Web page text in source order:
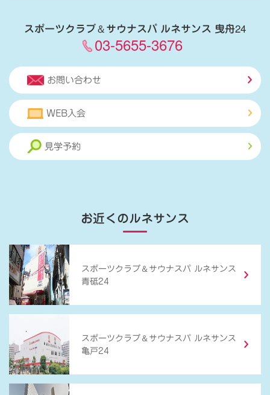
スポーツクラブ＆サウナスパ ルネサンス 曳舟24
03-5655-3676
お問い合わせ
WEB入会
見学予約
お近くのルネサンス
スポーツクラブ ＆ サウナスパ ルネサンス
青砥24
スポーツクラブ ＆ サウナスパ ルネサンス
亀戸24